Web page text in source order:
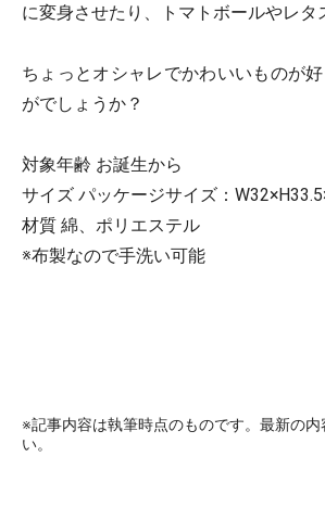
に変身させたり、トマトボールやレタ
ちょっとオシャレでかわいいものが
がでしょうか？
対象年齢 お誕生から
サイズ パッケージサイズ：
材質 綿、ポリエステル
※布製なので手洗い可能
※記事内容は執筆時点のものです。最新の内
い。